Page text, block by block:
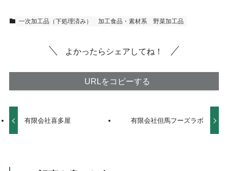
一次加工品（下処理済み） 加工食品・素材系 野菜加工品
よかったらシェアしてね！
URLをコピーする
有限会社喜多屋 有限会社但馬フーズラボ